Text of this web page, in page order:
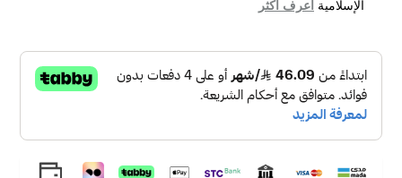
Dolce&Gabbana Light Blue Eau Intense Eau de Toilette
الإسلامية اعرف أكثر